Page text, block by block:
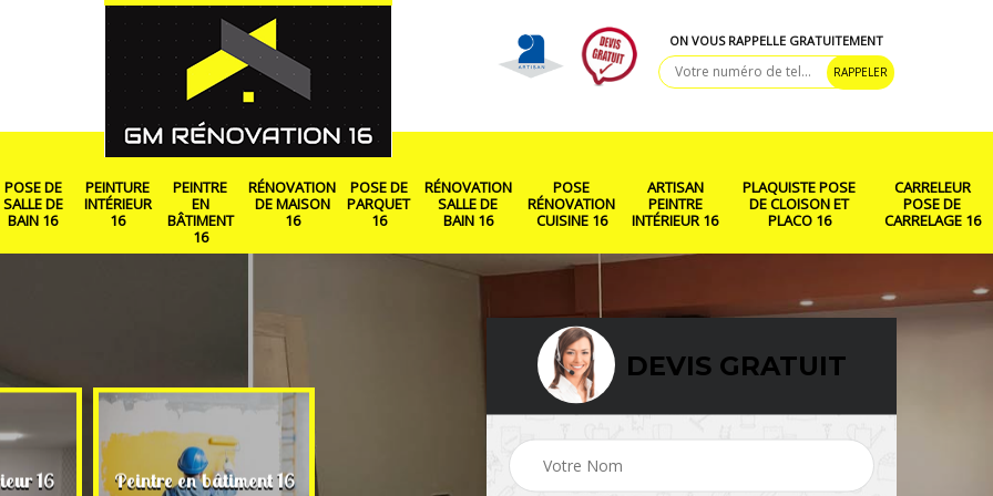
ON VOUS RAPPELLE GRATUITEMENT
POSE DE
SALLE DE
BAIN 16
PEINTURE
INTÉRIEUR
16
PEINTRE
EN
BÂTIMENT
16
RÉNOVATION
DE MAISON
16
POSE DE
PARQUET
16
RÉNOVATION
SALLE DE
BAIN 16
POSE
RÉNOVATION
CUISINE 16
ARTISAN
PEINTRE
INTÉRIEUR 16
PLAQUISTE POSE
DE CLOISON ET
PLACO 16
CARRELEUR
POSE DE
CARRELAGE 16
16 Peintre en bâtiment 16 Rénovation de maison
16 Pose de parquet 16 Rénovation salle de
DEVIS GRATUIT